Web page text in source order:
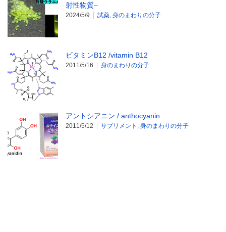
射性物質–
2024/5/9 試薬, 身のまわりの分子
ビタミンB12 /vitamin B12
2011/5/16 身のまわりの分子
アントシアニン / anthocyanin
2011/5/12 サプリメント , 身のまわりの分子